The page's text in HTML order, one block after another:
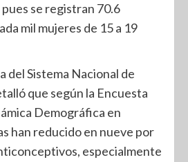
pues se registran 70.6
mil mujeres de 15 a 19
del Sistema Nacional de
que según la Encuesta
Demográfica en
han reducido en nueve por
especialmente